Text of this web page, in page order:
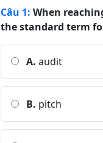
Câu 1: When
the standard term
A. audit
B. pitch